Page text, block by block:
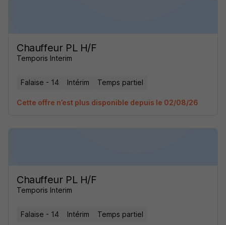
Chauffeur PL H/F
Temporis Interim
Falaise - 14 Intérim Temps partiel
Cette offre n’est plus disponible depuis le 02/08/26
Chauffeur PL H/F
Temporis Interim
Falaise - 14 Intérim Temps partiel